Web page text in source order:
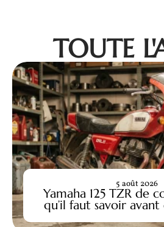
TOUTE
Yamaha 125 TZR de
qu’il faut savoir
5 août 2026